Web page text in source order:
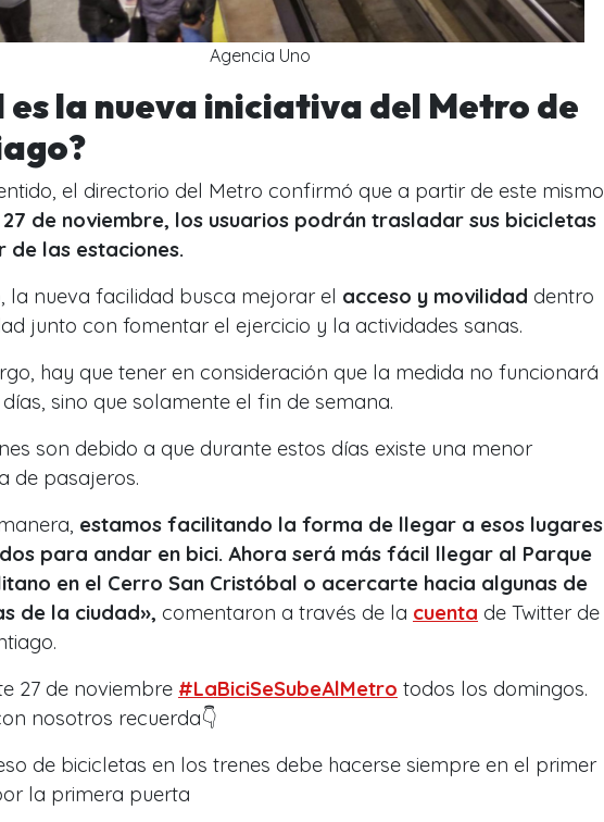
Agencia Uno
es la nueva iniciativa del Metro de
el directorio del Metro confirmó que a partir de este mismo
de noviembre, los usuarios podrán trasladar sus bicicletas
de las estaciones.
la nueva facilidad busca mejorar el acceso y movilidad dentro
junto con fomentar el ejercicio y la actividades sanas.
hay que tener en consideración que la medida no funcionará
sino que solamente el fin de semana.
son debido a que durante estos días existe una menor
de pasajeros.
estamos facilitando la forma de llegar a esos lugares
para andar en bici. Ahora será más fácil llegar al Parque
en el Cerro San Cristóbal o acercarte hacia algunas de
de la ciudad», comentaron a través de la cuenta de Twitter de
27 de noviembre #LaBiciSeSubeAlMetro todos los domingos.
nosotros recuerda👇
de bicicletas en los trenes debe hacerse siempre en el primer
la primera puerta